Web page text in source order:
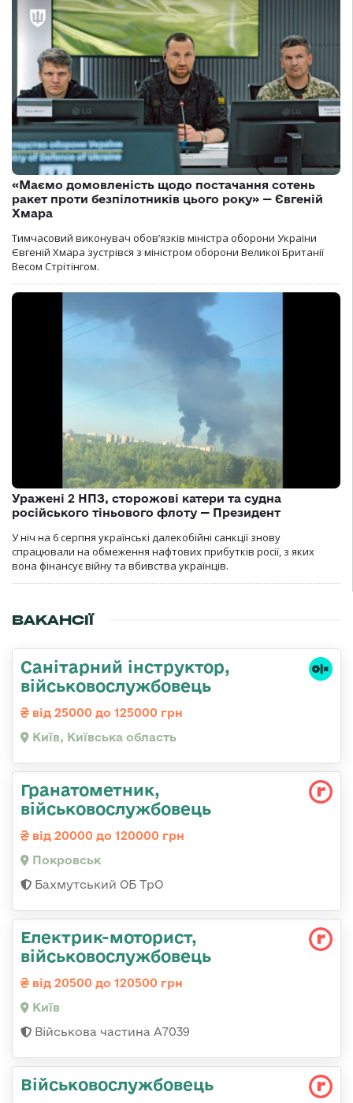
«Маємо домовленість щодо постачання сотень
ракет проти безпілотників цього року» — Євгеній
Хмара
Тимчасовий виконувач обов’язків міністра оборони України
Євгеній Хмара зустрівся з міністром оборони Великої Британії
Весом Стрітінгом.
Уражені 2 НПЗ, сторожові катери та судна
російського тіньового флоту — Президент
У ніч на 6 серпня українські далекобійні санкції знову
спрацювали на обмеження нафтових прибутків росії, з яких
вона фінансує війну та вбивства українців.
ВАКАНСІЇ
Санітарний інструктор,
військовослужбовець
від 25000 до 125000 грн
Київ, Київська область
Гранатометник,
військовослужбовець
від 20000 до 120000 грн
Покровськ
Бахмутський ОБ ТрО
Електрик-моторист,
військовослужбовець
від 20500 до 120500 грн
Київ
Військова частина А7039
Військовослужбовець